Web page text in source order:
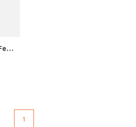
Short Malha Plus Size Feminino VERMELHO
1